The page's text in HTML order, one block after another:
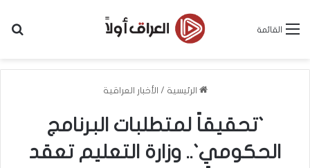
القائمة
الرئيسية / الأخبار العراقية
`تحقيقاً لمتطلبات البرنامج
الحكومي`.. وزارة التعليم تعقد